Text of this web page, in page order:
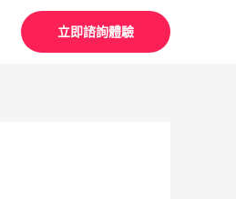
立即諮詢體驗